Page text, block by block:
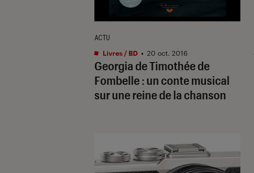
Georgia de Timothée de
Fombelle : un conte musical
sur une reine de la chanson
ACTU
Livres / BD • 20 oct. 2016